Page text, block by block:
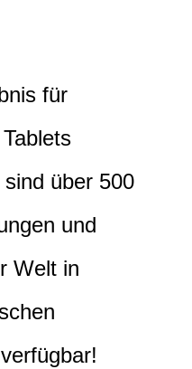
für
über 500
und
Welt in